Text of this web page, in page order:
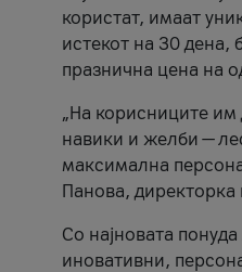
користат, имаат
истекот на 30 дена,
празнична цена на
„На корисниците им
навики и желби —
максимална
Панова, директорка
Со најновата
иновативни,